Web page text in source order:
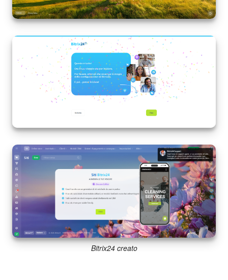
Domande generali
INIZIA GRATIS
ACCEDI
Bitrix24 creato